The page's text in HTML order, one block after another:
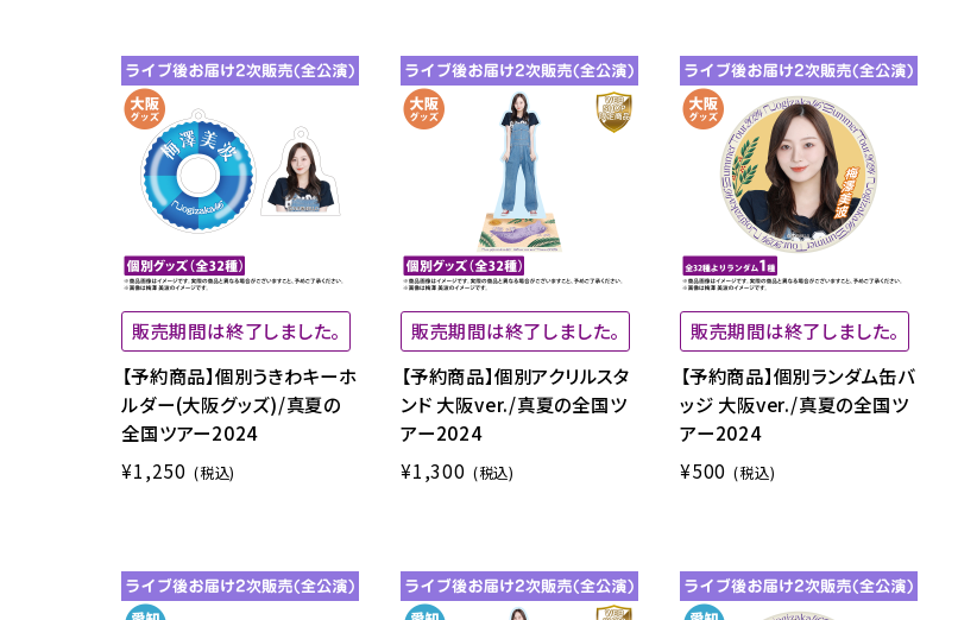
販売期間は終了しました。
【予約商品】個別うきわキーホ
ルダー(大阪グッズ)/真夏の
全国ツアー2024
¥1,250 (税込)
販売期間は終了しました。
【予約商品】個別アクリルスタ
ンド 大阪ver./真夏の全国ツ
アー2024
¥1,300 (税込)
販売期間は終了しました。
【予約商品】個別ランダム缶バ
ッジ 大阪ver./真夏の全国ツ
アー2024
¥500 (税込)